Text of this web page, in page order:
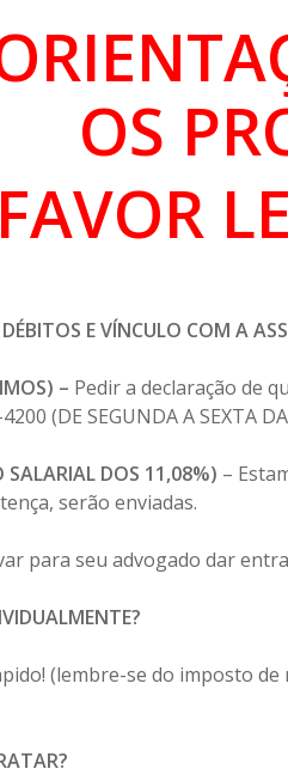
OS
E VÍNCULO COM A
– Pedir a declaração de
(DE SEGUNDA A SEXTA
SALARIAL DOS 11,08%) –
serão enviadas.
para seu advogado dar
(lembre-se do imposto